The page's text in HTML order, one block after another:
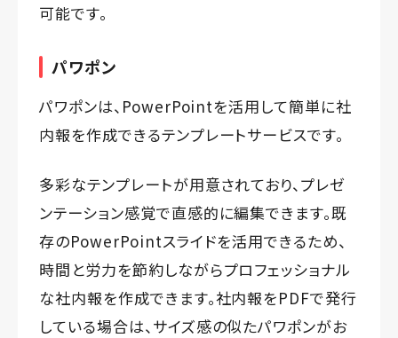
可能です。
パワポン
パワポンは、PowerPointを活用して簡単に社
内報を作成できるテンプレートサービスです。
多彩なテンプレートが用意されており、プレゼ
ンテーション感覚で直感的に編集できます。既
存のPowerPointスライドを活用できるため、
時間と労力を節約しながらプロフェッショナル
な社内報を作成できます。社内報をPDFで発行
している場合は、サイズ感の似たパワポンがお